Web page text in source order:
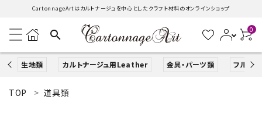
CartonnageArtはカルトナージュを中心としたクラフト材料のオンラインショップ
search 0
生地類 カルトナージュ用Leather 金具・パーツ類 フルキッ
TOP 道具類